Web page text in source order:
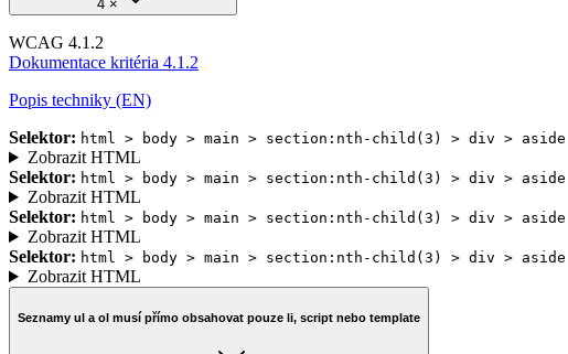
4 ×
WCAG 4.1.2
Dokumentace kritéria 4.1.2
Popis techniky (EN)
Selektor: html > body > main > section:nth-child(3) > div >
Zobrazit HTML
Selektor: html > body > main > section:nth-child(3) > div >
Zobrazit HTML
Selektor: html > body > main > section:nth-child(3) > div >
Zobrazit HTML
Selektor: html > body > main > section:nth-child(3) > div >
Zobrazit HTML
Seznamy ul a ol musí přímo obsahovat pouze li, script nebo template